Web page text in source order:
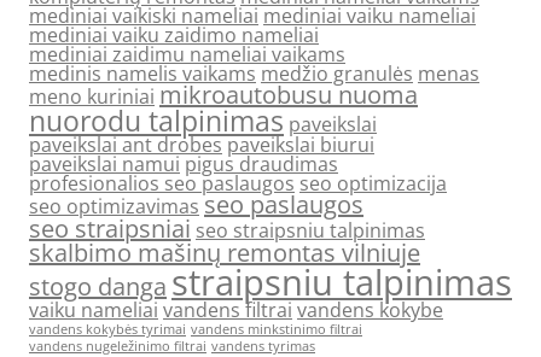
mediniai vaikiski nameliai mediniai vaiku nameliai
mediniai vaiku zaidimo nameliai
mediniai zaidimu nameliai vaikams
medinis namelis vaikams medžio granulės menas
meno kuriniai mikroautobusu nuoma
nuorodu talpinimas paveikslai
paveikslai ant drobespaveikslai biurui
paveikslai namui pigus draudimas
profesionalios seo paslaugos seo optimizacija
seo optimizavimas seo paslaugos
seo straipsniai seo straipsniu talpinimas
skalbimo mašinų remontas vilniuje
stogo danga straipsniu talpinimas
vaiku nameliai vandens filtrai vandens kokybe
vandens kokybės tyrimai vandens minkstinimo filtrai
vandens nugeležinimo filtrai vandens tyrimas